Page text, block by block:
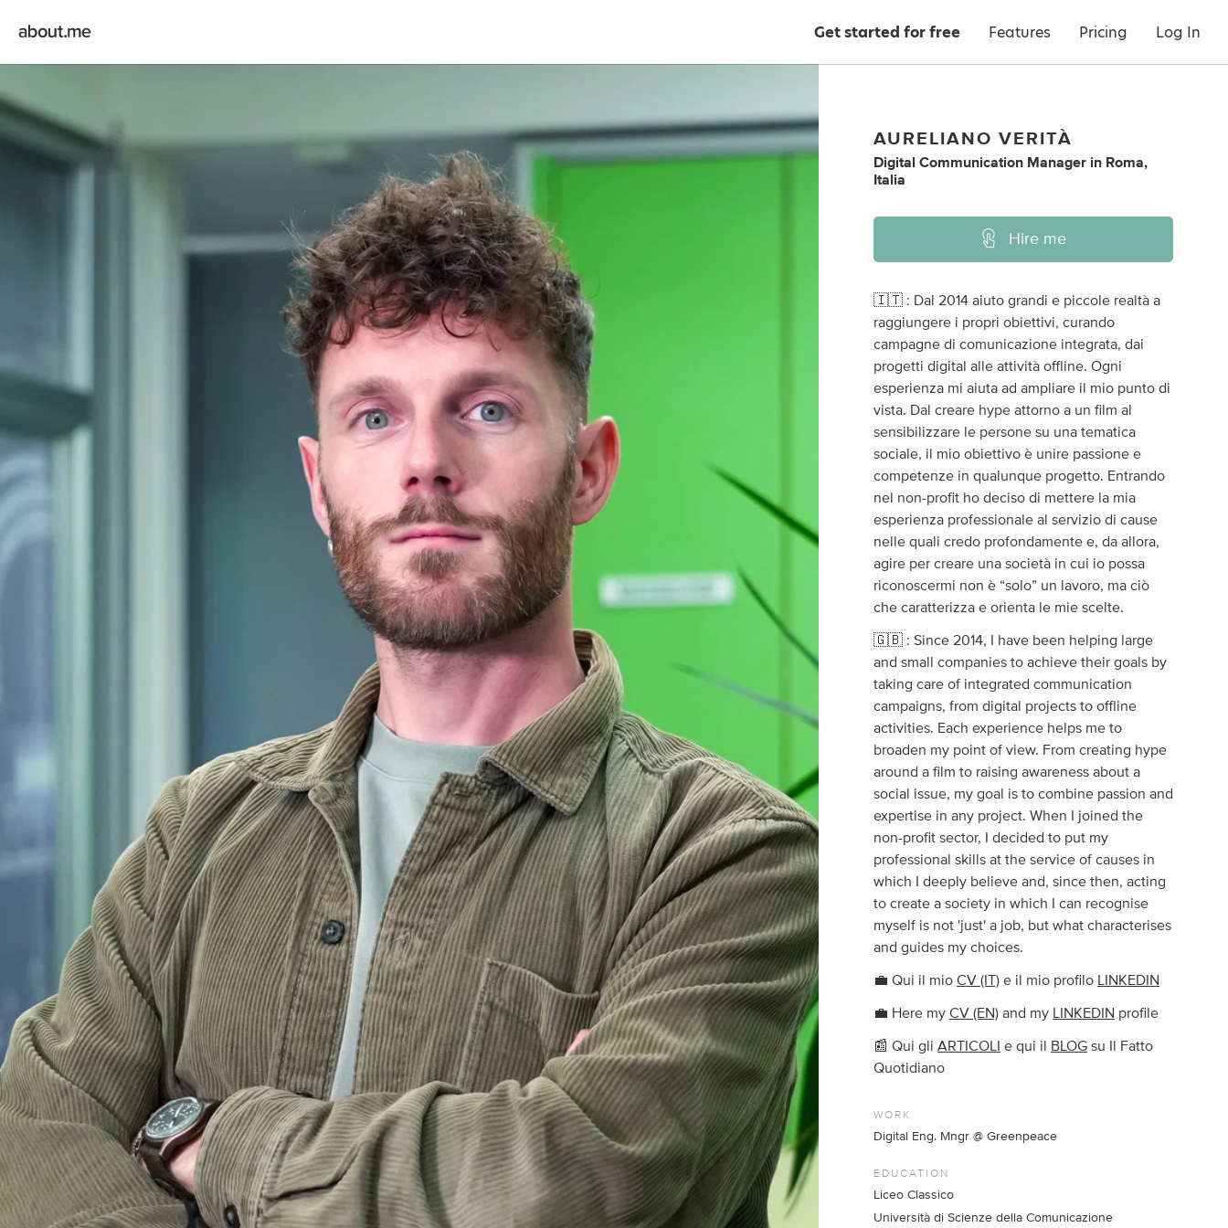
Get started for free Features Pricing Log In
AURELIANO VERITÀ
Digital Communication Manager in Roma,
Italia
Hire me
🇮🇹 : Dal 2014 aiuto grandi e piccole realtà a
raggiungere i propri obiettivi, curando
campagne di comunicazione integrata, dai
progetti digital alle attività offline. Ogni
esperienza mi aiuta ad ampliare il mio punto di
vista. Dal creare hype attorno a un film al
sensibilizzare le persone su una tematica
sociale, il mio obiettivo è unire passione e
competenze in qualunque progetto. Entrando
nel non-profit ho deciso di mettere la mia
esperienza professionale al servizio di cause
nelle quali credo profondamente e, da allora,
agire per creare una società in cui io possa
riconoscermi non è “solo” un lavoro, ma ciò
che caratterizza e orienta le mie scelte.
🇬🇧 : Since 2014, I have been helping large
and small companies to achieve their goals by
taking care of integrated communication
campaigns, from digital projects to offline
activities. Each experience helps me to
broaden my point of view. From creating hype
around a film to raising awareness about a
social issue, my goal is to combine passion and
expertise in any project. When I joined the
non-profit sector, I decided to put my
professional skills at the service of causes in
which I deeply believe and, since then, acting
to create a society in which I can recognise
myself is not 'just' a job, but what characterises
and guides my choices.
💼 Qui il mioCV (IT) e il mio profilo LINKEDIN
💼 Here myCV (EN) and my LINKEDIN profile
📰 Qui gliARTICOLI e qui il BLOG su Il Fatto
Quotidiano
WORK
Digital Eng. Mngr @ Greenpeace
EDUCATION
Liceo Classico
Università di Scienze della Comunicazione